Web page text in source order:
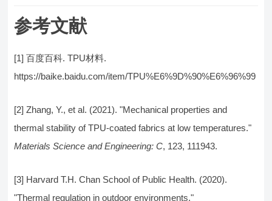
参考文献
[1] 百度百科. TPU材料.
https://baike.baidu.com/item/TPU%E6%9D%90%E6%96%99
[2] Zhang, Y., et al. (2021). "Mechanical properties and
thermal stability of TPU-coated fabrics at low temperatures."
Materials Science and Engineering: C, 123, 111943.
[3] Harvard T.H. Chan School of Public Health. (2020).
"Thermal regulation in outdoor environments."